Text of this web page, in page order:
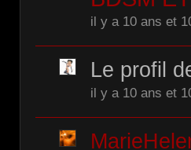
il y a 10 ans et
Le profil
il y a 10 ans et